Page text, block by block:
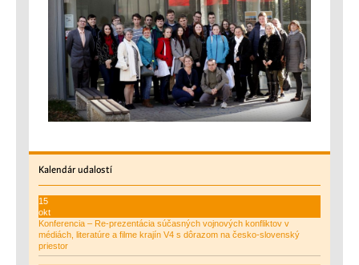
Kalendárudalostí
15
okt
Konferencia – Re-prezentácia súčasných vojnových konfliktov v
médiách, literatúre a filme krajín V4 s dôrazom na česko-slovenský
priestor